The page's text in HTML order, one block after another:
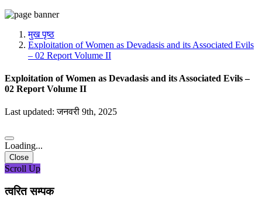
मुख पृष्ठ
Exploitation of Women as Devadasis and its Associated Evils
– 02 Report Volume II
Exploitation of Women as Devadasis and its Associated Evils –
02 Report Volume II
Last updated: जनवरी 9th, 2025
Loading...
Close
Scroll Up
त्वरित सम्पक